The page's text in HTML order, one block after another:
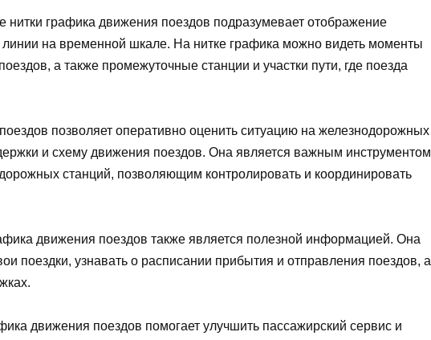
нитки графика движения поездов подразумевает отображение
на временной шкале. На нитке графика можно видеть моменты
а также промежуточные станции и участки пути, где поезда
позволяет оперативно оценить ситуацию на железнодорожных
и схему движения поездов. Она является важным инструментом
станций, позволяющим контролировать и координировать
движения поездов также является полезной информацией. Она
поездки, узнавать о расписании прибытия и отправления поездов, а
движения поездов помогает улучшить пассажирский сервис и